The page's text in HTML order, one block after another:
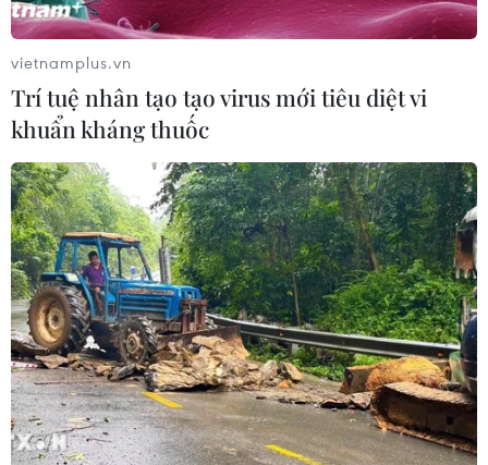
Đưa du lịch Quảng Bình trở thành ngành
kinh tế mũi nhọn
23/10/2015 09:00
Bí thư Tỉnh ủy Quảng Bình cho rằng tỉnh phải tăng
cường xúc tiến, quảng bá, xây dựng thương hiệu du lịch
Quảng Bình, xây dựng Quảng Bình trở thành điểm đến
du lịch của cả nước và quốc tế.
vietnamplus.vn
Trí tuệ nhân tạo tạo virus mới tiêu diệt vi
khuẩn kháng thuốc